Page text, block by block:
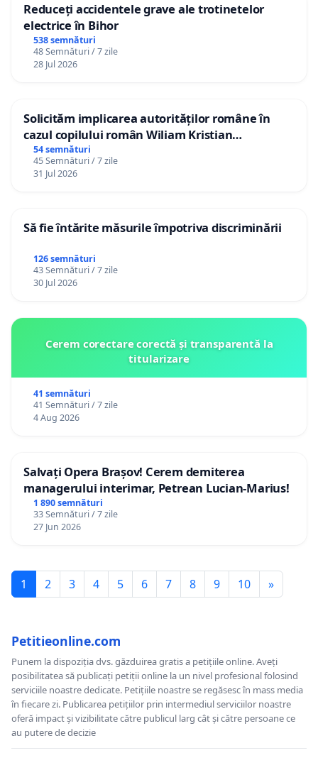
Reduceți accidentele grave ale trotinetelor
electrice în Bihor
538 semnături
48 Semnături / 7 zile
28 Jul 2026
Solicităm implicarea autorităților române în
cazul copilului român Wiliam Kristian
Gheorghe, aflat în plasament în Danemarca de
12 ani
54 semnături
45 Semnături / 7 zile
31 Jul 2026
Să fie întărite măsurile împotriva discriminării
126 semnături
43 Semnături / 7 zile
30 Jul 2026
Cerem corectare corectă și transparentă la
titularizare
41 semnături
41 Semnături / 7 zile
4 Aug 2026
Salvați Opera Brașov! Cerem demiterea
managerului interimar, Petrean Lucian-Marius!
1 890 semnături
33 Semnături / 7 zile
27 Jun 2026
1 2 3 4 5 6 7 8 9 10 »
Petitieonline.com
Punem la dispoziția dvs. găzduirea gratis a petițiile online. Aveți
posibilitatea să publicați petiții online la un nivel profesional folosind
serviciile noastre dedicate. Petițiile noastre se regăsesc în mass media
în fiecare zi. Publicarea petițiilor prin intermediul serviciilor noastre
oferă impact și vizibilitate către publicul larg cât și către persoane ce
au putere de decizie